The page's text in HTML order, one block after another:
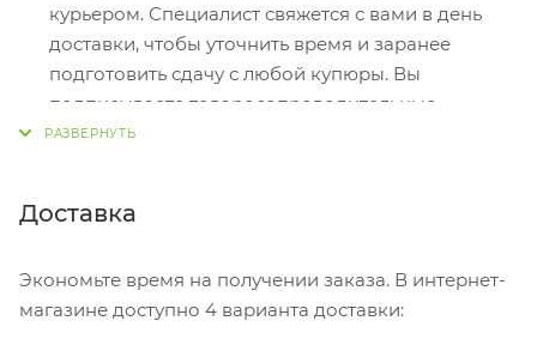
курьером. Специалист свяжется с вами в день
доставки, чтобы уточнить время и заранее
подготовить сдачу с любой купюры. Вы
подписываете товаросопроводительные
документы, вносите денежные средства,
перенаправит вас на сервер системы ASSIST.
Здесь нужно ввести номер карты, срок действия
Доставка
Экономьте время на получении заказа. В интернет-
магазине доступно 4 варианта доставки: